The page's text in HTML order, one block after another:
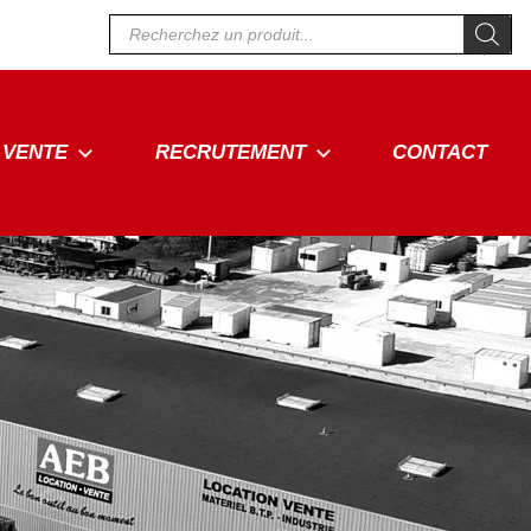
Recherche
de
produits
VENTE RECRUTEMENT CONTACT